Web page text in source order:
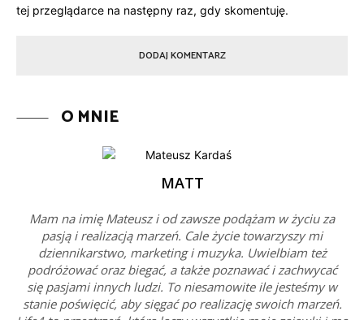
tej przeglądarce na następny raz, gdy skomentuję.
O MNIE
MATT
Mam na imię Mateusz i od zawsze podążam w życiu za
pasją i realizacją marzeń. Cale życie towarzyszy mi
dziennikarstwo, marketing i muzyka. Uwielbiam też
podróżować oraz biegać, a także poznawać i zachwycać
się pasjami innych ludzi. To niesamowite ile jesteśmy w
stanie poświęcić, aby sięgać po realizację swoich marzeń.